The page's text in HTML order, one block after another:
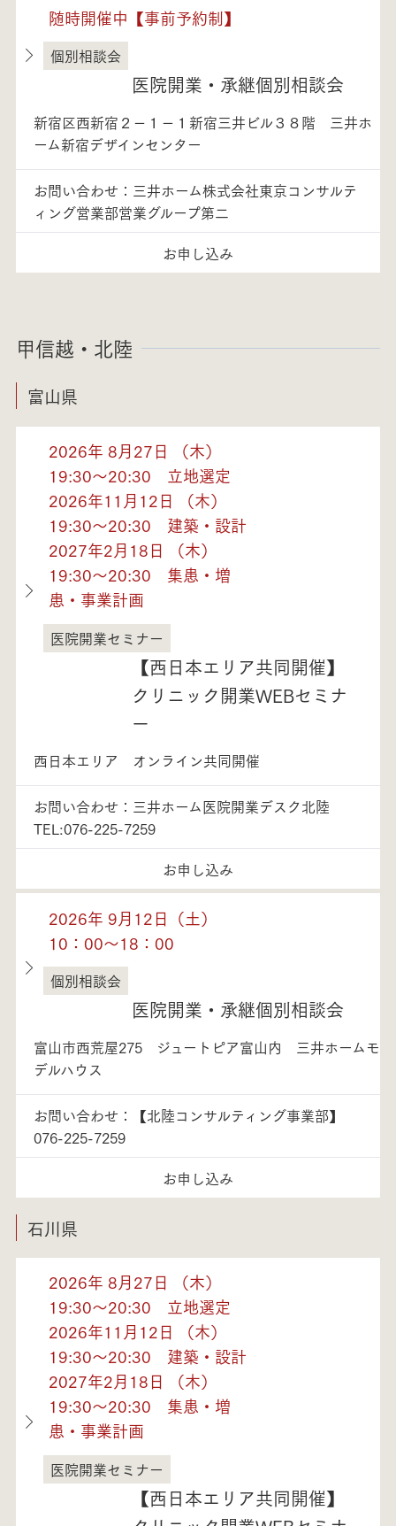
随時開催中【事前予約制】
東京都
個別相談会
医院開業・承継個別相談会
新宿区西新宿２－１－１新宿三井ビル３８階 三井ホ
ーム新宿デザインセンター
お問い合わせ：三井ホーム株式会社東京コンサルテ
ィング営業部営業グループ第二
お申し込み
甲信越・北陸
富山県
2026年 8月27日 （木）
19:30～20:30 立地選定
2026年11月12日 （木）
19:30～20:30 建築・設計
2027年2月18日 （木）
19:30～20:30 集患・増
患・事業計画
富山県
医院開業セミナー
【西日本エリア共同開催】
クリニック開業WEBセミナ
ー
西日本エリア オンライン共同開催
お問い合わせ：三井ホーム医院開業デスク北陸
TEL:076-225-7259
お申し込み
2026年 9月12日（土）
10：00～18：00
富山県
個別相談会
医院開業・承継個別相談会
富山市西荒屋275 ジュートピア富山内 三井ホームモ
デルハウス
お問い合わせ：【北陸コンサルティング事業部】
076-225-7259
お申し込み
石川県
2026年 8月27日 （木）
19:30～20:30 立地選定
2026年11月12日 （木）
19:30～20:30 建築・設計
2027年2月18日 （木）
19:30～20:30 集患・増
患・事業計画
石川県
医院開業セミナー
【西日本エリア共同開催】